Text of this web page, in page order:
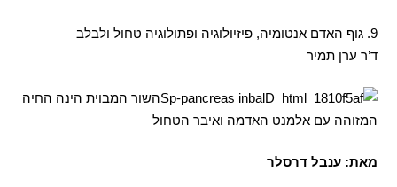
9. גוף האדם אנטומיה, פיזיולוגיה ופתולוגיה טחול ולבלב
ד’ר ערן תמיר
השור המבוית הינה החיה
המזוהה עם אלמנט האדמה ואיבר הטחול
מאת: ענבל דרסלר